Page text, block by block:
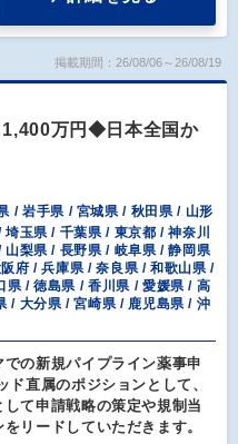
掲載期間：26/08/06～26/08/19
1,400万円◆日本全国か
/ 岩手県 / 宮城県 / 秋田県 / 山形
玉県 / 千葉県 / 東京都 / 神奈川
梨県 / 長野県 / 岐阜県 / 静岡県
府 / 兵庫県 / 奈良県 / 和歌山県 /
県 / 徳島県 / 香川県 / 愛媛県 / 高
/ 大分県 / 宮崎県 / 鹿児島県 / 沖
での新規パイプライン薬事申
直属のポジションとして、
て申請戦略の策定や規制当
リードしていただきます。